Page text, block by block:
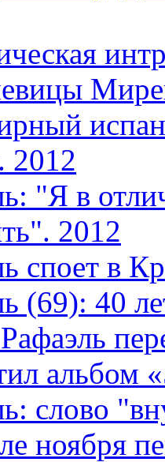
2012
"Я в
2012
споет в
(69): 40
альбом
слово
ноября